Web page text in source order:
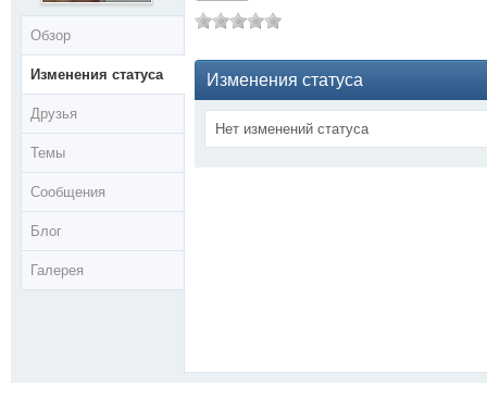
Обзор
Изменения статуса
Друзья
Темы
Сообщения
Блог
Галерея
Изменения статуса
Нет изменений статуса